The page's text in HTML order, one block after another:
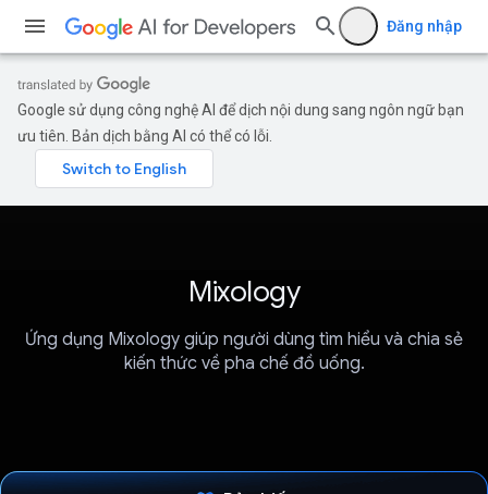
Đăng nhập
Google sử dụng công nghệ AI để dịch nội dung sang ngôn ngữ bạn
ưu tiên. Bản dịch bằng AI có thể có lỗi.
Mixology
Ứng dụng Mixology giúp người dùng tìm hiểu và chia sẻ
kiến thức về pha chế đồ uống.